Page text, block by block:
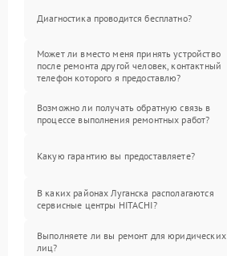
Диагностика проводится бесплатно?
Может ли вместо меня принять устройство
после ремонта другой человек, контактный
телефон которого я предоставлю?
Возможно ли получать обратную связь в
процессе выполнения ремонтных работ?
Какую гарантию вы предоставляете?
В каких районах Луганска располагаются
сервисные центры HITACHI?
Выполняете ли вы ремонт для юридических
лиц?